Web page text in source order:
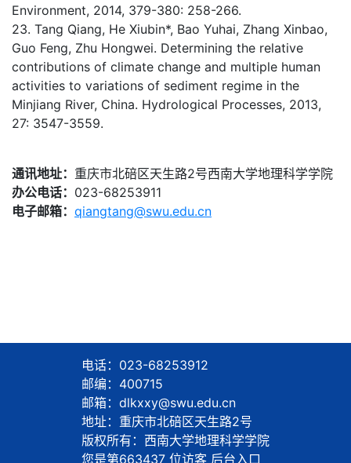
Environment, 2014, 379-380: 258-266.
23. Tang Qiang, He Xiubin*, Bao Yuhai, Zhang Xinbao,
Guo Feng, Zhu Hongwei. Determining the relative
contributions of climate change and multiple human
activities to variations of sediment regime in the
Minjiang River, China. Hydrological Processes, 2013,
27: 3547-3559.
通讯地址： 重庆市北碚区天生路2号西南大学地理科学学院
办公电话： 023-68253911
电子邮箱： qiangtang@swu.edu.cn
电话：023-68253912
邮编：400715
邮箱：dlkxxy@swu.edu.cn
地址：重庆市北碚区天生路2号
版权所有：西南大学地理科学学院
您是第663437 位访客 后台入口